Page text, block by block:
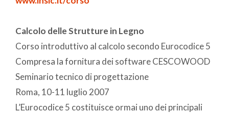
Calcolo delle Strutture in Legno
Corso introduttivo al calcolo secondo Eurocodice 5
Compresa la fornitura dei software CESCOWOOD
Seminario tecnico di progettazione
Roma, 10-11 luglio 2007
L’Eurocodice 5 costituisce ormai uno dei principali